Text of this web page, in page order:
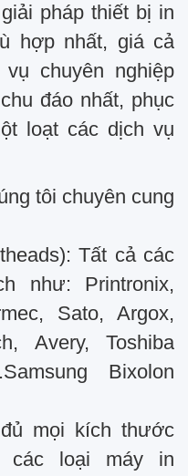
pháp thiết bị in
hợp nhất, giá cả
chuyên nghiệp
đáo nhất, phục
loạt các dịch vụ
tôi chuyên cung
Tất cả các
như: Printronix,
Sato, Argox,
Avery, Toshiba
Bixolon
mọi kích thước
loại máy in